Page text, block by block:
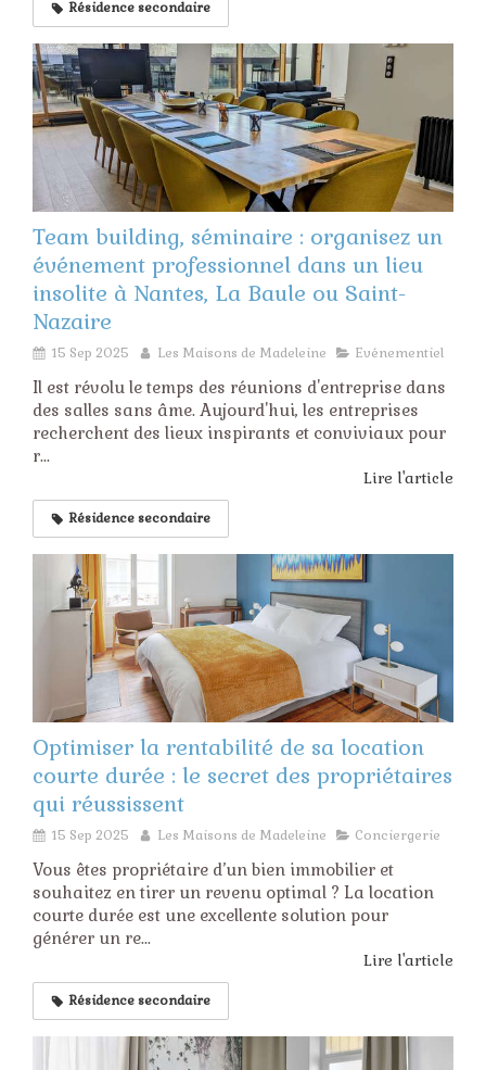
Résidence secondaire
Team building, séminaire : organisez un
événement professionnel dans un lieu
insolite à Nantes, La Baule ou Saint-
Nazaire
15 Sep 2025 Les Maisons de Madeleine Evénementiel
Il est révolu le temps des réunions d'entreprise dans
des salles sans âme. Aujourd'hui, les entreprises
recherchent des lieux inspirants et conviviaux pour
r...
Lire l'article
Résidence secondaire
Optimiser la rentabilité de sa location
courte durée : le secret des propriétaires
qui réussissent
15 Sep 2025 Les Maisons de Madeleine Conciergerie
Vous êtes propriétaire d’un bien immobilier et
souhaitez en tirer un revenu optimal ? La location
courte durée est une excellente solution pour
générer un re...
Lire l'article
Résidence secondaire